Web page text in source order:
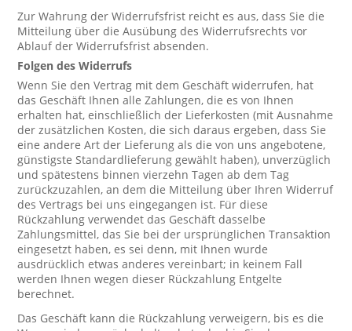
Zur Wahrung der Widerrufsfrist reicht es aus, dass Sie die
Mitteilung über die Ausübung des Widerrufsrechts vor
Ablauf der Widerrufsfrist absenden.
Folgen des Widerrufs
Wenn Sie den Vertrag mit dem Geschäft widerrufen, hat
das Geschäft Ihnen alle Zahlungen, die es von Ihnen
erhalten hat, einschließlich der Lieferkosten (mit Ausnahme
der zusätzlichen Kosten, die sich daraus ergeben, dass Sie
eine andere Art der Lieferung als die von uns angebotene,
günstigste Standardlieferung gewählt haben), unverzüglich
und spätestens binnen vierzehn Tagen ab dem Tag
zurückzuzahlen, an dem die Mitteilung über Ihren Widerruf
des Vertrags bei uns eingegangen ist. Für diese
Rückzahlung verwendet das Geschäft dasselbe
Zahlungsmittel, das Sie bei der ursprünglichen Transaktion
eingesetzt haben, es sei denn, mit Ihnen wurde
ausdrücklich etwas anderes vereinbart; in keinem Fall
werden Ihnen wegen dieser Rückzahlung Entgelte
berechnet.
Das Geschäft kann die Rückzahlung verweigern, bis es die